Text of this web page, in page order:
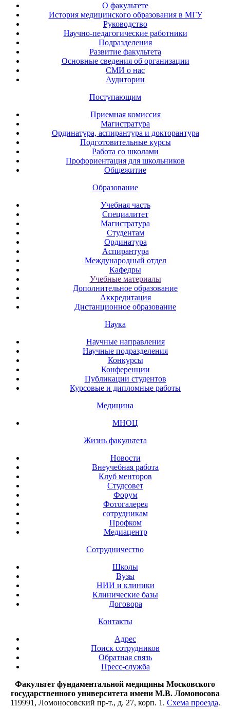
О факультете
История медицинского образования в МГУ
Руководство
Научно-педагогические работники
Подразделения
Развитие факультета
Основные сведения об организации
СМИ о нас
Аудитории
Поступающим
Приемная комиссия
Магистратура
Ординатура, аспирантура и докторантура
Подготовительные курсы
Работа со школами
Профориентация для школьников
Общежитие
Образование
Учебная часть
Специалитет
Магистратура
Студентам
Ординатура
Аспирантура
Международный отдел
Кафедры
Учебные материалы
Дополнительное образование
Аккредитация
Дистанционное образование
Наука
Научные направления
Научные подразделения
Конкурсы
Конференции
Публикации студентов
Курсовые и дипломные работы
Медицина
МНОЦ
Жизнь факультета
Новости
Внеучебная работа
Клуб менторов
Студсовет
Форум
Фотогалерея
сотрудникам
Профком
Медиацентр
Сотрудничество
Школы
Вузы
НИИ и клиники
Клинические базы
Договора
Контакты
Адрес
Поиск сотрудников
Обратная связь
Пресс-служба
Факультет фундаментальной медицины Московского
государственного университета имени М.В. Ломоносова
119991, Ломоносовский пр-т., д. 27, корп. 1. Схема проезда.